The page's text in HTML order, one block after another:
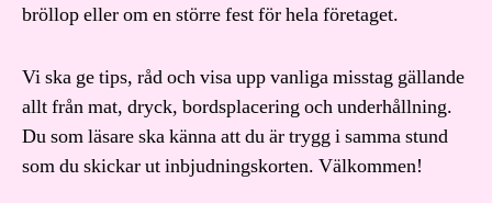
bröllop eller om en större fest för hela företaget.
Vi ska ge tips, råd och visa upp vanliga misstag gällande
allt från mat, dryck, bordsplacering och underhållning.
Du som läsare ska känna att du är trygg i samma stund
som du skickar ut inbjudningskorten. Välkommen!